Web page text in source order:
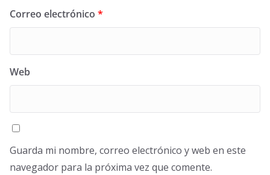
Correo electrónico *
Web
Guarda mi nombre, correo electrónico y web en este
navegador para la próxima vez que comente.